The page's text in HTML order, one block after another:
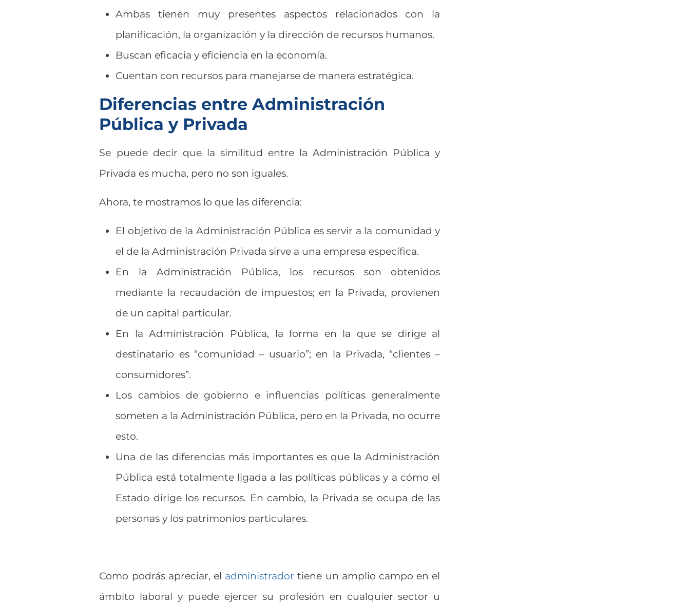
Ambas tienen muy presentes aspectos relacionados con la
planificación, la organización y la dirección de recursos humanos.
Buscan eficacia y eficiencia en la economía.
Cuentan con recursos para manejarse de manera estratégica.
Diferencias entre Administración
Pública y Privada
Se puede decir que la similitud entre la Administración Pública y
Privada es mucha, pero no son iguales.
Ahora, te mostramos lo que las diferencia:
El objetivo de la Administración Pública es servir a la comunidad y
el de la Administración Privada sirve a una empresa específica.
En la Administración Pública, los recursos son obtenidos
mediante la recaudación de impuestos; en la Privada, provienen
de un capital particular.
En la Administración Pública, la forma en la que se dirige al
destinatario es “comunidad – usuario”; en la Privada, “clientes –
consumidores”.
Los cambios de gobierno e influencias políticas generalmente
someten a la Administración Pública, pero en la Privada, no ocurre
esto.
Una de las diferencias más importantes es que la Administración
Pública está totalmente ligada a las políticas públicas y a cómo el
Estado dirige los recursos. En cambio, la Privada se ocupa de las
personas y los patrimonios particulares.
Como podrás apreciar, el administrador tiene un amplio campo en el
ámbito laboral y puede ejercer su profesión en cualquier sector u